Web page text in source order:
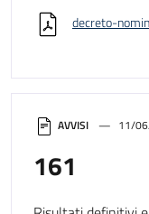
AVVISI 11/
161
decreto-